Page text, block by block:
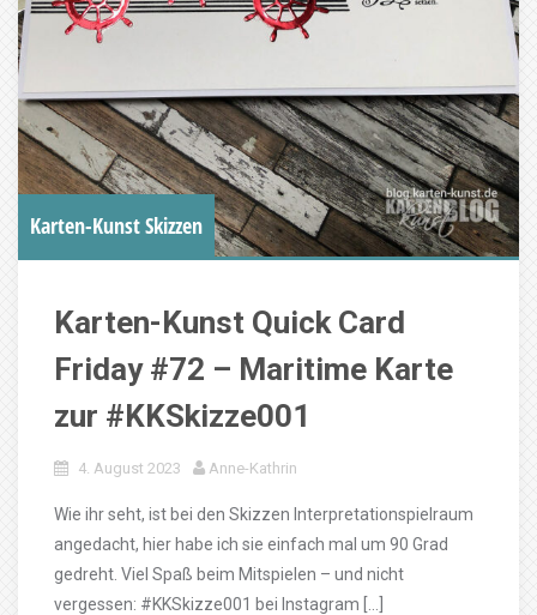
Karten-Kunst Skizzen
Karten-Kunst Quick Card
Friday #72 – Maritime Karte
zur #KKSkizze001
4. August 2023 Anne-Kathrin
Wie ihr seht, ist bei den Skizzen Interpretationspielraum
angedacht, hier habe ich sie einfach mal um 90 Grad
gedreht. Viel Spaß beim Mitspielen – und nicht
vergessen: #KKSkizze001 bei Instagram […]